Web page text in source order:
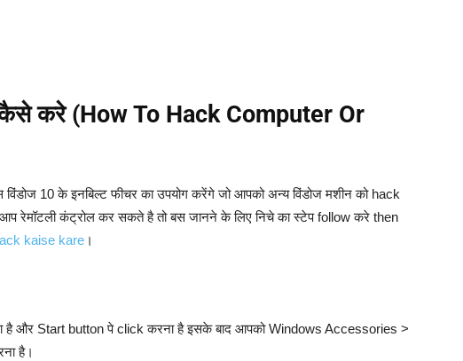
करे (How To Hack Computer Or
10 के इनबिल्ट फीचर का उपयोग करेंगे जो आपको अन्य विंडोज मशीन को hack
रेमॉटली कंट्रोल कर सकते है तो बस जानने के लिए निचे का स्टेप follow करे then
kaise kare ।
है और Start button पे click करना है इसके बाद आपको Windows Accessories >
है।